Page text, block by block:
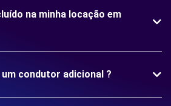
na minha locação em
condutor adicional ?